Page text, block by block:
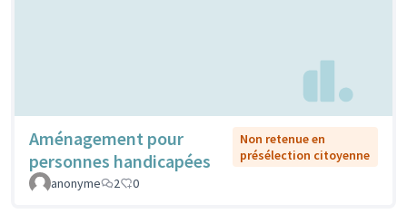
Aménagement pour
personnes handicapées
Non retenue en
présélection citoyenne
anonyme
2 0